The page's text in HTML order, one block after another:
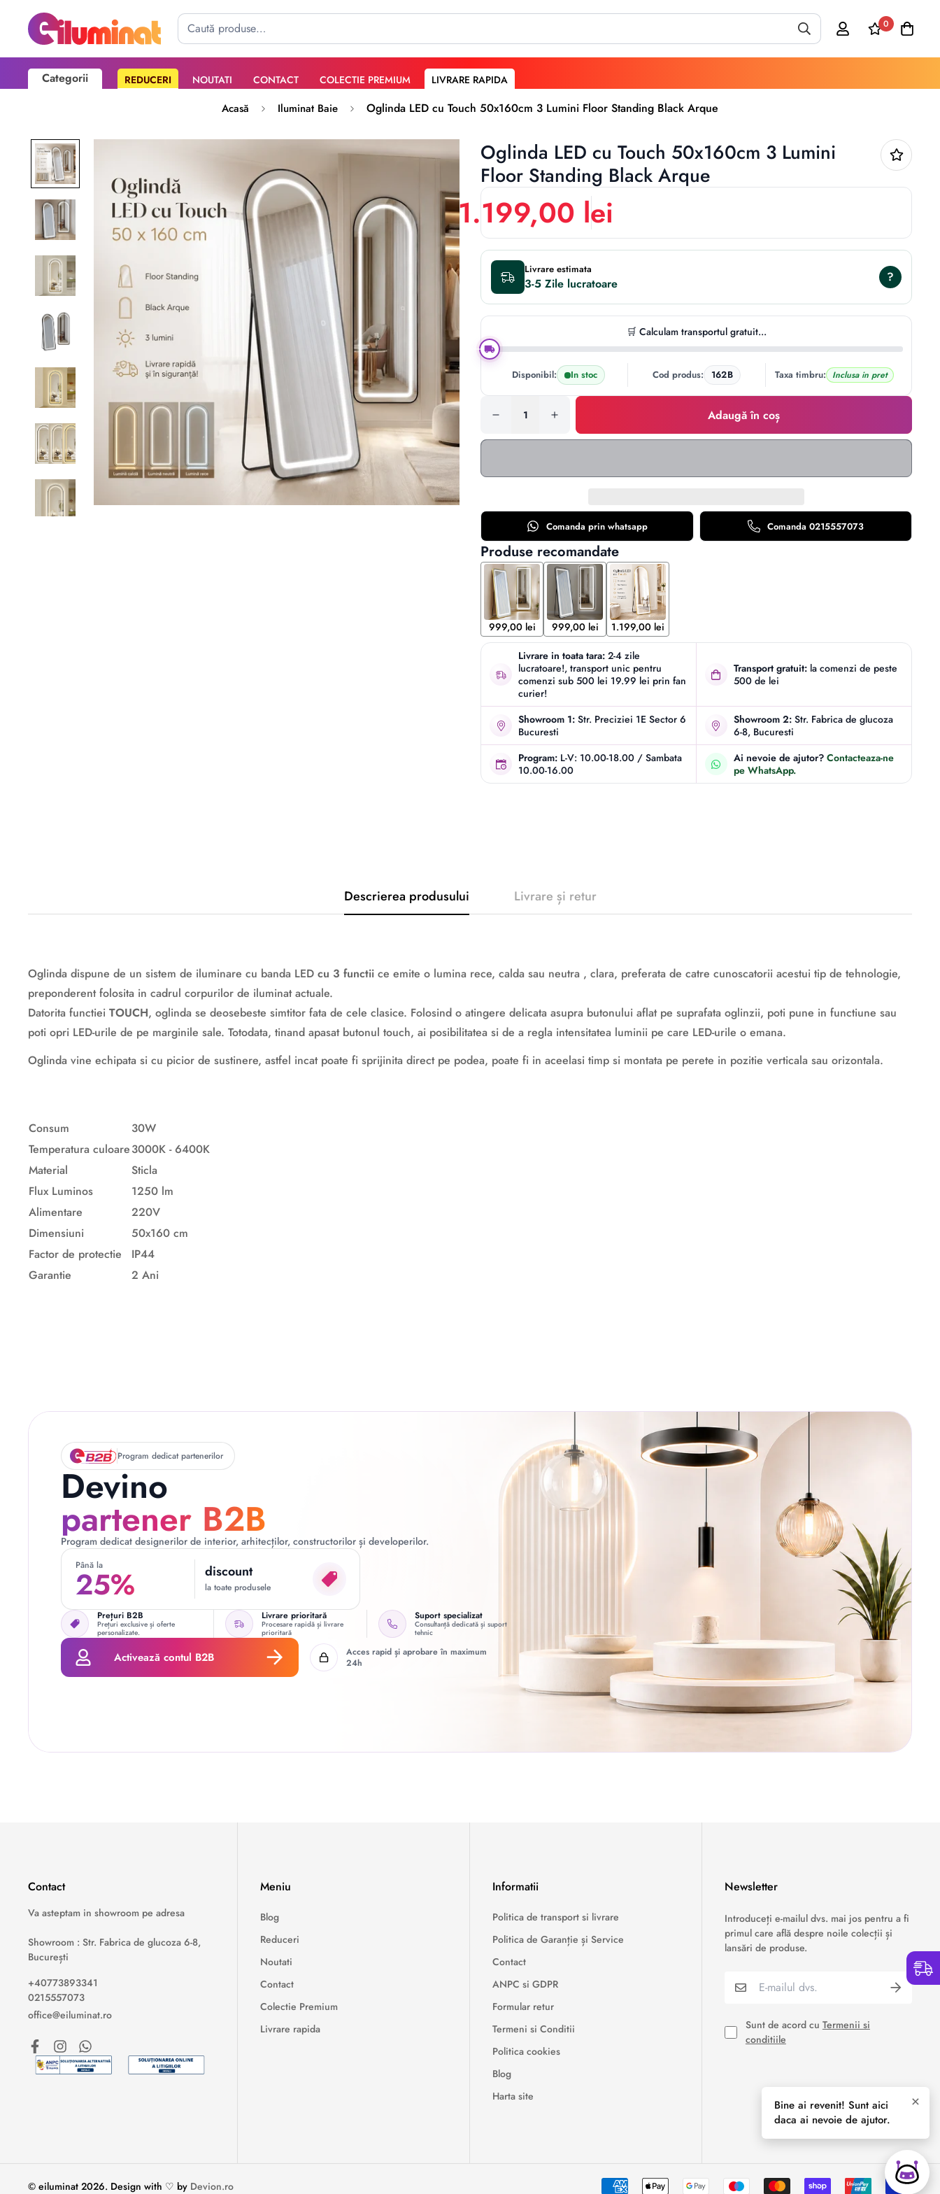
0
Categorii REDUCERI NOUTATI CONTACT COLECTIE PREMIUM LIVRARE RAPIDA
Acasă Iluminat Baie Oglinda LED cu Touch 50x160cm 3 Lumini Floor Standing Black Arque
Oglinda LED cu Touch 50x160cm 3 Lumini
Floor Standing Black Arque
1.199,00 lei
Livrare estimata
3-5 Zile ?
🛒 Calculam transportul gratuit...
Disponibil: In stoc Cod produs: 162B Taxa timbru: Inclusa in pret
Adaugă în coș
Comanda prin whatsapp Comanda 0215557073
Produse recomandate
999,00 lei 999,00 lei 1.199,00 lei
Livrare in toata tara: 2-4 zile
lucratoare!, transport unic pentru
comenzi sub 500 lei 19.99 lei prin fan
curier!
Transport gratuit: la comenzi de peste
500 de lei
Showroom 1: Str. Preciziei 1E Sector 6
Bucuresti
Showroom 2: Str. Fabrica de glucoza
6-8, Bucuresti
Program: L-V: 10.00-18.00 / Sambata
10.00-16.00
Ai nevoie de ajutor? Contacteaza-ne
pe WhatsApp.
Descrierea produsului Livrare și retur
Oglinda dispune de un sistem de iluminare cu banda LED cu 3 functii ce emite o lumina rece, calda sau neutra , clara, preferata de catre cunoscatorii acestui tip de tehnologie,
preponderent folosita in cadrul corpurilor de iluminat actuale.
Datorita functiei TOUCH, oglinda se deosebeste simtitor fata de cele clasice. Folosind o atingere delicata asupra butonului aflat pe suprafata oglinzii, poti pune in functiune sau
poti opri LED-urile de pe marginile sale. Totodata, tinand apasat butonul touch, ai posibilitatea si de a regla intensitatea luminii pe care LED-urile o emana.
Oglinda vine echipata si cu picior de sustinere, astfel incat poate fi sprijinita direct pe podea, poate fi in aceelasi timp si montata pe perete in pozitie verticala sau orizontala.
Consum
30W
Temperatura culoare3000K - 6400K
Material
Sticla
Flux Luminos
1250 lm
Alimentare
220V
Dimensiuni
50x160 cm
Factor de protectie
IP44
Garantie
2 Ani
Program dedicat partenerilor
Devino
partener B2B
Program dedicat designerilor de interior, arhitecților, constructorilor și developerilor.
Până la
25% discount
la toate produsele
Prețuri B2B
Prețuri exclusive și oferte
personalizate.
Livrare prioritară
Procesare rapidă și livrare
prioritară
Suport specializat
Consultanță dedicată și suport
tehnic
Activează contul B2B
Acces rapid și aprobare în maximum
24h
Contact
Va asteptam in showroom pe adresa
Showroom : Str. Fabrica de glucoza 6-8,
București
+40773893341
0215557073
office@eiluminat.ro
Meniu
Blog
Reduceri
Noutati
Contact
Colectie Premium
Livrare rapida
Informatii
Politica de transport si livrare
Politica de Garanție și Service
Contact
ANPC si GDPR
Formular retur
Termeni si Conditii
Politica cookies
Blog
Harta site
Newsletter
Introduceți e-mailul dvs. mai jos pentru a fi
primul care află despre noile colecții și
lansări de produse.
Sunt de acord cu Termenii si
conditiile
© eiluminat 2026. Design with ♡ by Devion.ro
×
Bine ai revenit! Sunt aici
daca ai nevoie de ajutor.
Formular retur
Semnaleaza o problema ›
Verificare status comandă